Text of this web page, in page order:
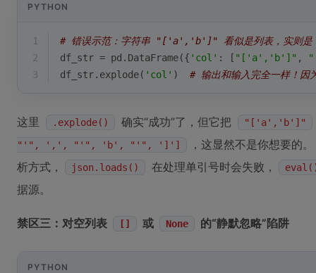
PYTHON
1
# 错误示范：字符串 "['a','b']" 看似是列表，实则
2
df_str = pd.DataFrame({ 'col' : [ "['a','b']" ,
3
df_str.explode( 'col' ) # 输出和输入完全一样
这里 .explode() 确实“成功”了，但它把 "['a','b']"
"'", ',', "'", 'b', "'", ']']
，这显然不是你想要的。
析方式，
json.loads() 在处理单引号时会失败，
据源。
禁区三：对空列表 [] 或 None 的“静默忽略”陷阱
PYTHON